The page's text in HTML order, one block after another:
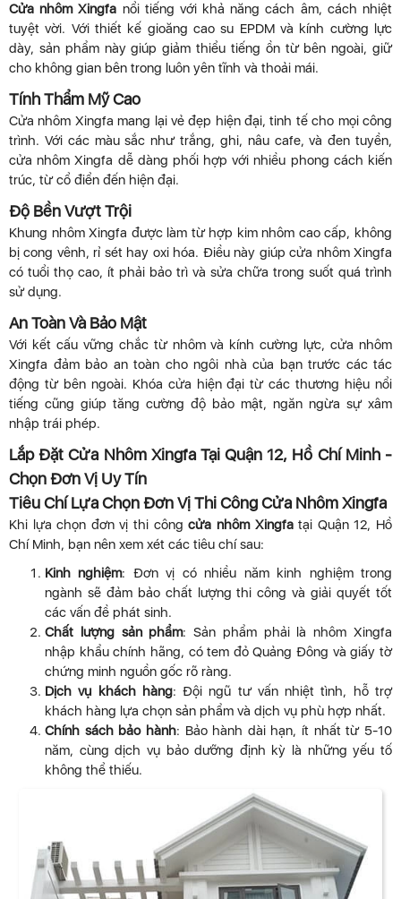
Cửa nhôm Xingfa nổi tiếng với khả năng cách âm, cách nhiệt
tuyệt vời. Với thiết kế gioăng cao su EPDM và kính cường lực
dày, sản phẩm này giúp giảm thiểu tiếng ồn từ bên ngoài, giữ
cho không gian bên trong luôn yên tĩnh và thoải mái.
Tính Thẩm Mỹ Cao
Cửa nhôm Xingfa mang lại vẻ đẹp hiện đại, tinh tế cho mọi công
trình. Với các màu sắc như trắng, ghi, nâu cafe, và đen tuyền,
cửa nhôm Xingfa dễ dàng phối hợp với nhiều phong cách kiến
trúc, từ cổ điển đến hiện đại.
Độ Bền Vượt Trội
Khung nhôm Xingfa được làm từ hợp kim nhôm cao cấp, không
bị cong vênh, rỉ sét hay oxi hóa. Điều này giúp cửa nhôm Xingfa
có tuổi thọ cao, ít phải bảo trì và sửa chữa trong suốt quá trình
sử dụng.
An Toàn Và Bảo Mật
Với kết cấu vững chắc từ nhôm và kính cường lực, cửa nhôm
Xingfa đảm bảo an toàn cho ngôi nhà của bạn trước các tác
động từ bên ngoài. Khóa cửa hiện đại từ các thương hiệu nổi
tiếng cũng giúp tăng cường độ bảo mật, ngăn ngừa sự xâm
nhập trái phép.
Lắp Đặt Cửa Nhôm Xingfa Tại Quận 12, Hồ Chí Minh -
Chọn Đơn Vị Uy Tín
Tiêu Chí Lựa Chọn Đơn Vị Thi Công Cửa Nhôm Xingfa
Khi lựa chọn đơn vị thi côngcửa nhôm Xingfatại Quận 12, Hồ
Chí Minh, bạn nên xem xét các tiêu chí sau:
Kinh nghiệm: Đơn vị có nhiều năm kinh nghiệm trong
ngành sẽ đảm bảo chất lượng thi công và giải quyết tốt
các vấn đề phát sinh.
Chất lượng sản phẩm: Sản phẩm phải là nhôm Xingfa
nhập khẩu chính hãng, có tem đỏ Quảng Đông và giấy tờ
chứng minh nguồn gốc rõ ràng.
Dịch vụ khách hàng: Đội ngũ tư vấn nhiệt tình, hỗ trợ
khách hàng lựa chọn sản phẩm và dịch vụ phù hợp nhất.
Chính sách bảo hành: Bảo hành dài hạn, ít nhất từ 5-10
năm, cùng dịch vụ bảo dưỡng định kỳ là những yếu tố
không thể thiếu.